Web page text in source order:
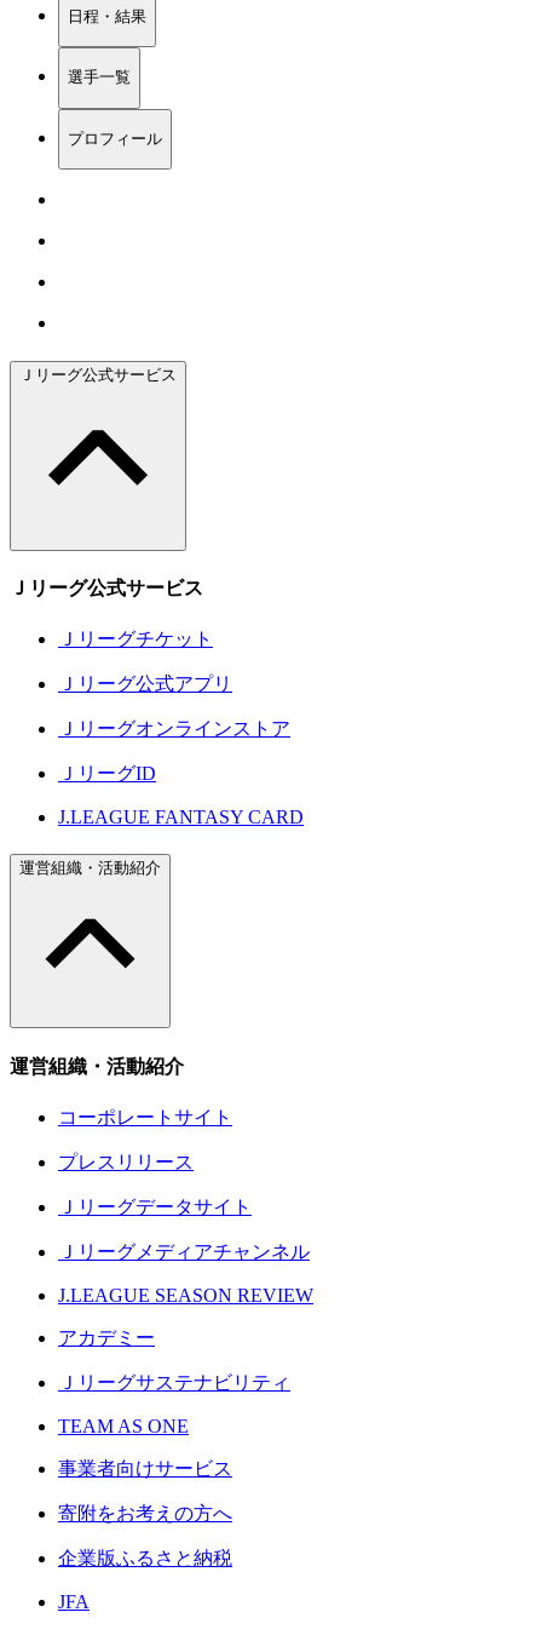
日程・結果
選手一覧
プロフィール
Ｊリーグ公式サービス
Ｊリーグ公式サービス
Ｊリーグチケット
Ｊリーグ公式アプリ
Ｊリーグオンラインストア
ＪリーグID
J.LEAGUE FANTASY CARD
運営組織・活動紹介
運営組織・活動紹介
コーポレートサイト
プレスリリース
Ｊリーグデータサイト
Ｊリーグメディアチャンネル
J.LEAGUE SEASON REVIEW
アカデミー
Ｊリーグサステナビリティ
TEAM AS ONE
事業者向けサービス
寄附をお考えの方へ
企業版ふるさと納税
JFA